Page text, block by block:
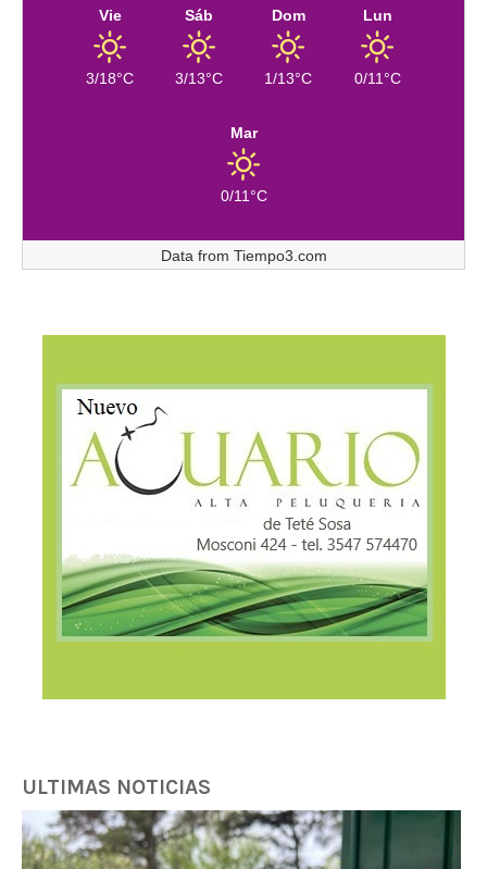
Vie
3/18°C
Sáb
3/13°C
Dom
1/13°C
Lun
0/11°C
Mar
0/11°C
Data from Tiempo3.com
ULTIMAS NOTICIAS